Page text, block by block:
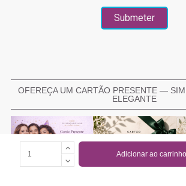
Adicionar ao carrinho
OFEREÇA UM CARTÃO PRESENTE —
ELEGANTE